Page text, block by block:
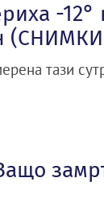
-12°
тази